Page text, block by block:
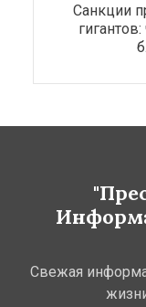
Санкции
Свежая